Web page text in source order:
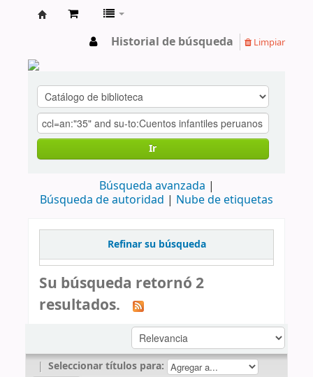
Historial de búsqueda Limpiar
Ir
Búsqueda avanzada
Búsqueda de autoridad
Nube de etiquetas
Refinar su búsqueda
Su búsqueda retornó 2
resultados.
| Seleccionar títulos para: